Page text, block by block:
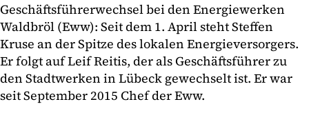
Geschäftsführerwechsel bei den Energiewerken
Waldbröl (Eww): Seit dem 1. April steht Steffen
Kruse an der Spitze des lokalen Energieversorgers.
Er folgt auf Leif Reitis, der als Geschäftsführer zu
den Stadtwerken in Lübeck gewechselt ist. Er war
seit September 2015 Chef der Eww.